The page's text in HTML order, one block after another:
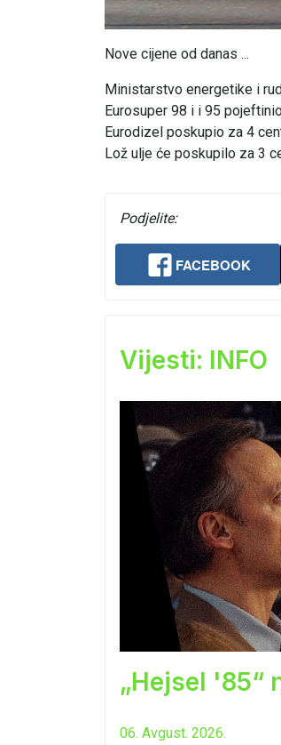
Nove cijene od danas ...
Ministarstvo energetike i
Eurosuper 98 i i 95
Eurodizel poskupio za 4
Lož ulje će poskupilo za 3
Podjelite:
FACEBOOK
Vijesti: INFO
„Hejsel '85“
06. Avgust. 2026.